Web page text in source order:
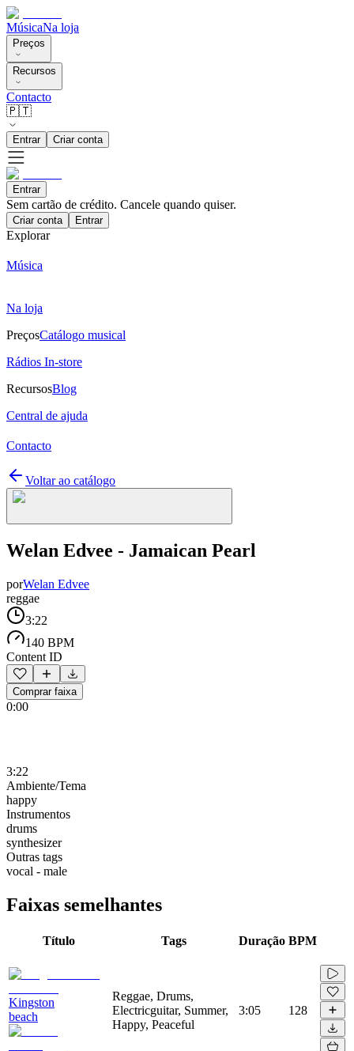
MúsicaNa loja
Preços
Recursos
Contacto
🇵🇹
Entrar Criar conta
Entrar
Sem cartão de crédito. Cancele quando quiser.
Criar conta Entrar
Explorar
Música
Na loja
PreçosCatálogo musical
Rádios In-store
RecursosBlog
Central de ajuda
Contacto
Voltar ao catálogo
Welan Edvee - Jamaican Pearl
porWelan Edvee
reggae
3:22
140 BPM
Content ID
Comprar faixa
0:00
3:22
Ambiente/Tema
happy
Instrumentos
drums
synthesizer
Outras tags
vocal - male
Faixas semelhantes
Título Tags Duração BPM
Kingston
beach
Reggae, Drums,
Electricguitar, Summer,
Happy, Peaceful
3:05 128